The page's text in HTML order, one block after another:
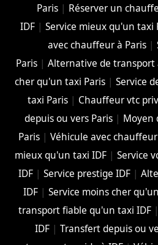
Paris | Réserver un
IDF |Service mieux qu'un taxi
avec chauffeur à Paris|
Paris |Alternative de transport
cher qu'un taxi Paris| Service
taxi Paris| Chauffeur vtc
depuis ou vers Paris| Moyen
Paris |Véhicule avec
mieux qu'un taxi IDF| Service
IDF| Service prestige IDF|
IDF |Service moins cher
transport fiable qu'un taxi IDF |
IDF |Transfert depuis ou